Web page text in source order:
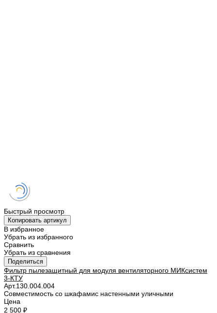
Быстрый просмотр
Копировать артикул
В избранное
Убрать из избранного
Сравнить
Убрать из сравнения
Поделиться
Фильтр пылезащитный для модуля вентиляторного МИКсистем
3-КТУ
Арт.130.004.004
Совместимость со шкафамис настенными уличными
Цена
2 500 ₽